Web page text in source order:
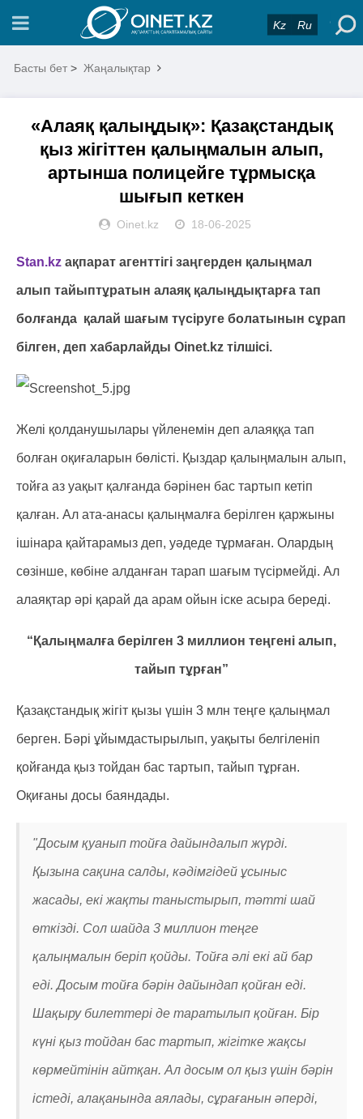
Kz Ru
Басты бет > Жаңалықтар
«Алаяқ қалыңдық»: Қазақстандық
қыз жігіттен қалыңмалын алып,
артынша полицейге тұрмысқа
шығып кеткен
Oinet.kz 18-06-2025
Stan.kz ақпарат агенттігі заңгерден қалыңмал
алып тайыптұратын алаяқ қалыңдықтарға тап
болғанда қалай шағым түсіруге болатынын сұрап
білген, деп хабарлайды Oinet.kz тілшісі.
Желі қолданушылары үйленемін деп алаяққа тап
болған оқиғаларын бөлісті. Қыздар қалыңмалын алып,
тойға аз уақыт қалғанда бәрінен бас тартып кетіп
қалған. Ал ата-анасы қалыңмалға берілген қаржыны
ішінара қайтарамыз деп, уәдеде тұрмаған. Олардың
сөзінше, көбіне алданған тарап шағым түсірмейді. Ал
алаяқтар әрі қарай да арам ойын іске асыра береді.
“Қалыңмалға берілген 3 миллион теңгені алып,
тайып тұрған”
Қазақстандық жігіт қызы үшін 3 млн теңге қалыңмал
берген. Бәрі ұйымдастырылып, уақыты белгіленіп
қойғанда қыз тойдан бас тартып, тайып тұрған.
Оқиғаны досы баяндады.
"Досым қуанып тойға дайындалып жүрді.
Қызына сақина салды, кәдімгідей ұсыныс
жасады, екі жақты таныстырып, тәтті шай
өткізді. Сол шайда 3 миллион теңге
қалыңмалын беріп қойды. Тойға әлі екі ай бар
еді. Досым тойға бәрін дайындап қойған еді.
Шақыру билеттері де таратылып қойған. Бір
күні қыз тойдан бас тартып, жігітке жақсы
көрмейтінін айтқан. Ал досым ол қыз үшін бәрін
істеді, алақанында аялады, сұрағанын әперді,